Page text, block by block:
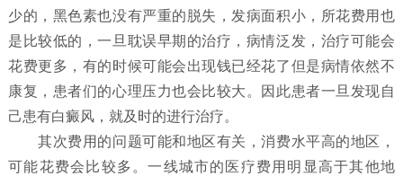
少的，黑色素也没有严重的脱失，发病面积小，所花费用也
是比较低的，一旦耽误早期的治疗，病情泛发，治疗可能会
花费更多，有的时候可能会出现钱已经花了但是病情依然不
康复，患者们的心理压力也会比较大。因此患者一旦发现自
己患有白癜风，就及时的进行治疗。
其次费用的问题可能和地区有关，消费水平高的地区，
可能花费会比较多。一线城市的医疗费用明显高于其他地